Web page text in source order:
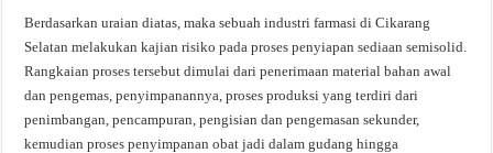
Berdasarkan uraian diatas, maka sebuah industri farmasi di Cikarang
Selatan melakukan kajian risiko pada proses penyiapan sediaan semisolid.
Rangkaian proses tersebut dimulai dari penerimaan material bahan awal
dan pengemas, penyimpanannya, proses produksi yang terdiri dari
penimbangan, pencampuran, pengisian dan pengemasan sekunder,
kemudian proses penyimpanan obat jadi dalam gudang hingga